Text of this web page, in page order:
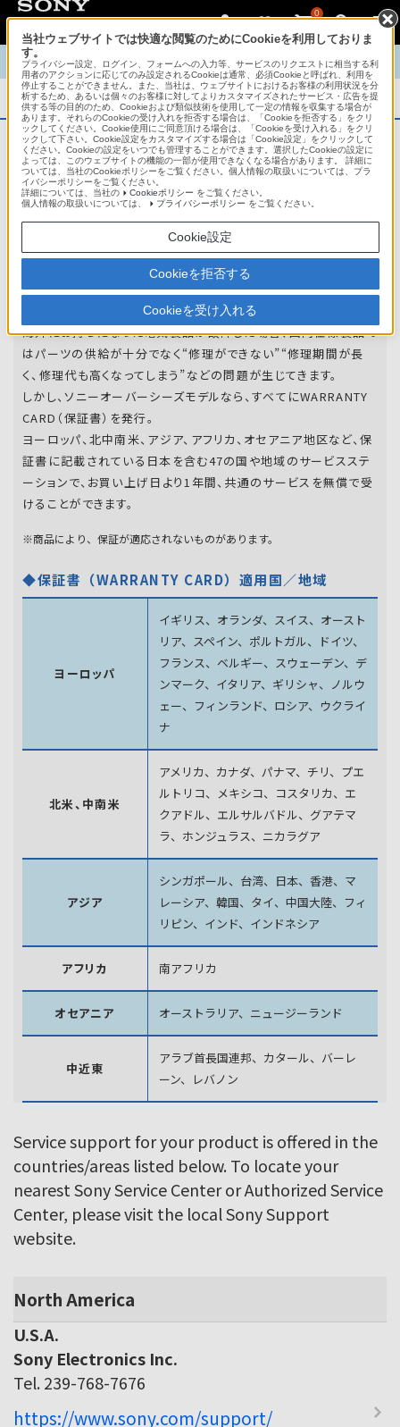
0
TOP 商品概要 商品情報 English 中文
商品概要
アフターサービス
オーバーシーズモデルは、いろいろな国
地域で共通の保証を実施しています。
世界47の国や地域で共通の保証サービスを実施し
ています。
海外にお持ちになった電気製品が故障した場合、国内仕様製品で
はパーツの供給が十分でなく“修理ができない”“修理期間が長
く、修理代も高くなってしまう”などの問題が生じてきます。
しかし、ソニーオーバーシーズモデルなら、すべてにWARRANTY
CARD（保証書）を発行。
ヨーロッパ、北中南米、アジア、アフリカ、オセアニア地区など、保
証書に記載されている日本を含む47の国や地域のサービスステ
ーションで、お買い上げ日より1年間、共通のサービスを無償で受
けることができます。
※商品により、保証が適応されないものがあります。
◆保証書（WARRANTY CARD）適用国／地域
ヨーロッパ
イギリス、オランダ、スイス、オースト
リア、スペイン、 ポルトガル、ドイツ、
フランス、ベルギー、スウェーデン、 デ
ンマーク、イタリア、ギリシャ、ノルウ
ェー、フィンランド、 ロシア、ウクライ
ナ
北米、中南米
アメリカ、カナダ、パナマ、チリ、プエ
ルトリコ、メキシコ、 コスタリカ、エ
クアドル、エルサルバドル、グアテマ
ラ、 ホンジュラス、ニカラグア
アジア
シンガポール、台湾、日本、香港、マ
レーシア、韓国、 タイ、中国大陸、フィ
リピン、インド、インドネシア
アフリカ 南アフリカ
オセアニア オーストラリア、ニュージーランド
中近東
アラブ首長国連邦、カタール、バーレ
ーン、レバノン
Service support for your product is offered in the
countries/areas listed below. To locate your
nearest Sony Service Center or Authorized Service
Center, please visit the local Sony Support
website.
North America
U.S.A.
Sony Electronics Inc.
Tel. 239-768-7676
https://www.sony.com/support/
当社ウェブサイトでは快適な閲覧のためにCookieを利用しておりま
す。
プライバシー設定、ログイン、フォームへの入力等、サービスのリクエストに相当する利
用者のアクションに応じてのみ設定されるCookieは通常、必須Cookieと呼ばれ、利用を
停止することができません。また、当社は、ウェブサイトにおけるお客様の利用状況を分
析するため、あるいは個々のお客様に対してよりカスタマイズされたサービス・広告を提
供する等の目的のため、Cookieおよび類似技術を使用して一定の情報を収集する場合が
あります。それらのCookieの受け入れを拒否する場合は、「Cookieを拒否する」をクリ
ックしてください。Cookie使用にご同意頂ける場合は、「Cookieを受け入れる」をクリ
ックして下さい。Cookie設定をカスタマイズする場合は「Cookie設定」をクリックして
ください。Cookieの設定をいつでも管理することができます。選択したCookieの設定に
よっては、このウェブサイトの機能の一部が使用できなくなる場合があります。 詳細に
ついては、当社のCookieポリシーをご覧ください。個人情報の取扱いについては、プラ
イバシーポリシーをご覧ください。
詳細については、当社の
Cookieポリシー をご覧ください。
個人情報の取扱いについては、
プライバシーポリシー をご覧ください。
Cookie設定
Cookieを拒否する
Cookieを受け入れる